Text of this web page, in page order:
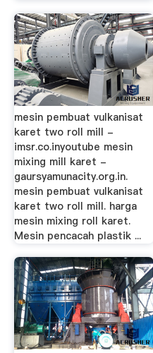
mesin pembuat vulkanisat
karet two roll mill -
imsr.co.inyoutube mesin
mixing mill karet -
gaursyamunacity.org.in.
mesin pembuat vulkanisat
karet two roll mill. harga
mesin mixing roll karet.
Mesin pencacah plastik ...